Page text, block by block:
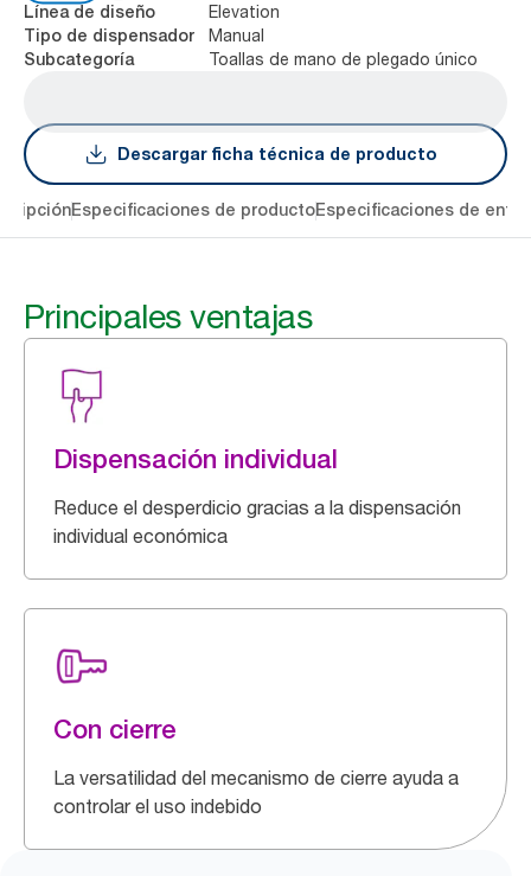
Línea de diseño Elevation
Tipo de dispensador Manual
Subcategoría Toallas de mano de plegado único
Descargar ficha técnica de producto
Especificaciones de productoEspecificaciones de
Principales ventajas
Dispensación individual
Reduce el desperdicio gracias a la dispensación
individual económica
Con cierre
La versatilidad del mecanismo de cierre ayuda a
controlar el uso indebido